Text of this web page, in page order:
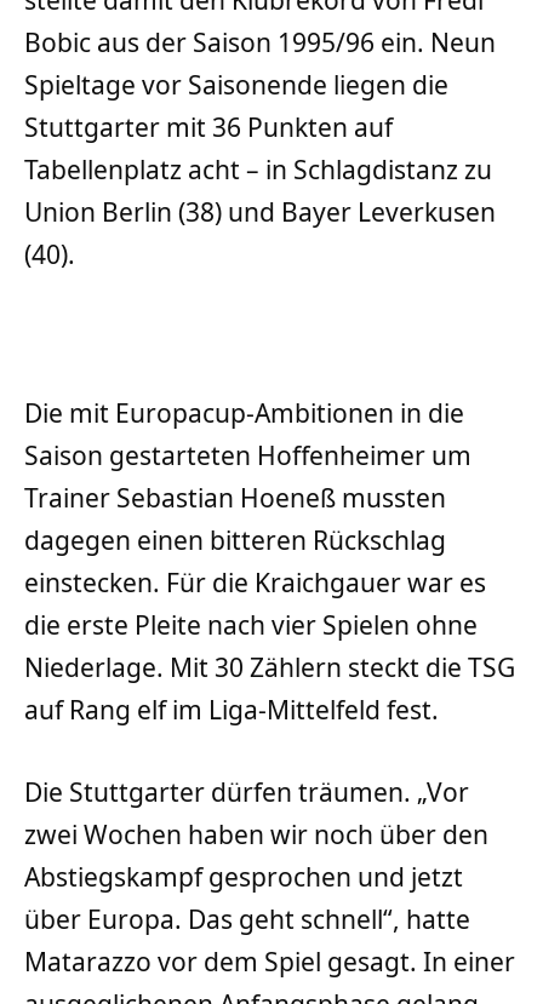
Bobic aus der Saison 1995/96 ein. Neun
Spieltage vor Saisonende liegen die
Stuttgarter mit 36 Punkten auf
Tabellenplatz acht – in Schlagdistanz zu
Union Berlin (38) und Bayer Leverkusen
(40).
Die mit Europacup-Ambitionen in die
Saison gestarteten Hoffenheimer um
Trainer Sebastian Hoeneß mussten
dagegen einen bitteren Rückschlag
einstecken. Für die Kraichgauer war es
die erste Pleite nach vier Spielen ohne
Niederlage. Mit 30 Zählern steckt die TSG
auf Rang elf im Liga-Mittelfeld fest.
Die Stuttgarter dürfen träumen. „Vor
zwei Wochen haben wir noch über den
Abstiegskampf gesprochen und jetzt
über Europa. Das geht schnell“, hatte
Matarazzo vor dem Spiel gesagt. In einer